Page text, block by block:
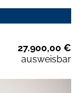
27.900,00 €
ausweisbar